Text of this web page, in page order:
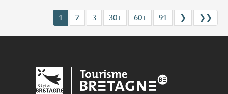
1 2 3 30+ 60+ 91 ❯ ❯❯